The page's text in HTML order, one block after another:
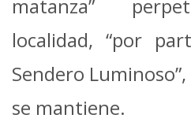
matanza”
localidad, “por
Sendero
se mantiene.